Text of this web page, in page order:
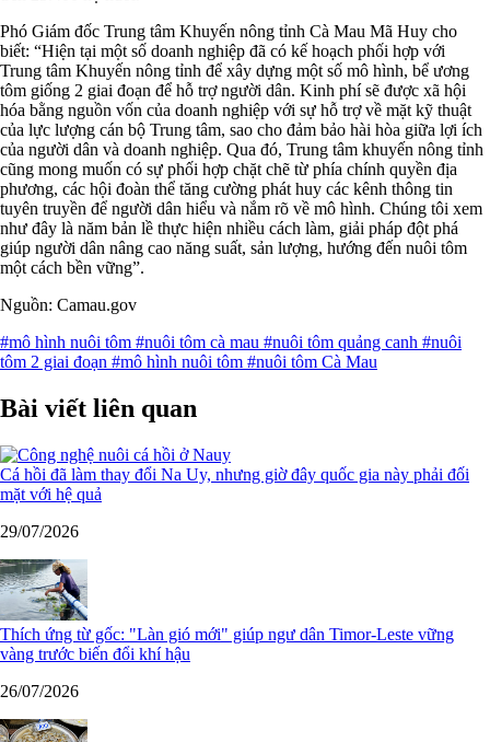
Phó Giám đốc Trung tâm Khuyến nông tỉnh Cà Mau Mã Huy cho
biết: “Hiện tại một số doanh nghiệp đã có kế hoạch phối hợp với
Trung tâm Khuyến nông tỉnh để xây dựng một số mô hình, bể ương
tôm giống 2 giai đoạn để hỗ trợ người dân. Kinh phí sẽ được xã hội
hóa bằng nguồn vốn của doanh nghiệp với sự hỗ trợ về mặt kỹ thuật
của lực lượng cán bộ Trung tâm, sao cho đảm bảo hài hòa giữa lợi ích
của người dân và doanh nghiệp. Qua đó, Trung tâm khuyến nông tỉnh
cũng mong muốn có sự phối hợp chặt chẽ từ phía chính quyền địa
phương, các hội đoàn thể tăng cường phát huy các kênh thông tin
tuyên truyền để người dân hiểu và nắm rõ về mô hình. Chúng tôi xem
như đây là năm bản lề thực hiện nhiều cách làm, giải pháp đột phá
giúp người dân nâng cao năng suất, sản lượng, hướng đến nuôi tôm
một cách bền vững”.
Nguồn: Camau.gov
#mô hình nuôi tôm #nuôi tôm cà mau #nuôi tôm quảng canh #nuôi
tôm 2 giai đoạn #mô hình nuôi tôm #nuôi tôm Cà Mau
Bài viết liên quan
Cá hồi đã làm thay đổi Na Uy, nhưng giờ đây quốc gia này phải đối
mặt với hệ quả
29/07/2026
Thích ứng từ gốc: "Làn gió mới" giúp ngư dân Timor-Leste vững
vàng trước biến đổi khí hậu
26/07/2026